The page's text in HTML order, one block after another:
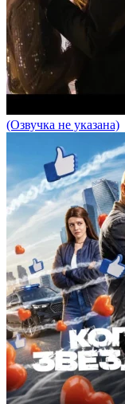
(Озвучка не указана)